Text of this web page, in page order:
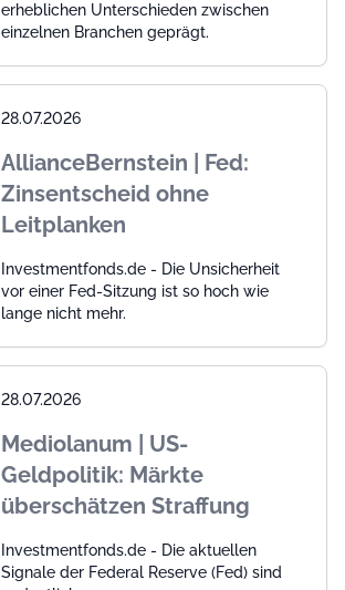
erheblichen Unterschieden zwischen
einzelnen Branchen geprägt.
28.07.2026
AllianceBernstein | Fed:
Zinsentscheid ohne
Leitplanken
Investmentfonds.de - Die Unsicherheit
vor einer Fed-Sitzung ist so hoch wie
lange nicht mehr.
28.07.2026
Mediolanum | US-
Geldpolitik: Märkte
überschätzen Straffung
Investmentfonds.de - Die aktuellen
Signale der Federal Reserve (Fed) sind